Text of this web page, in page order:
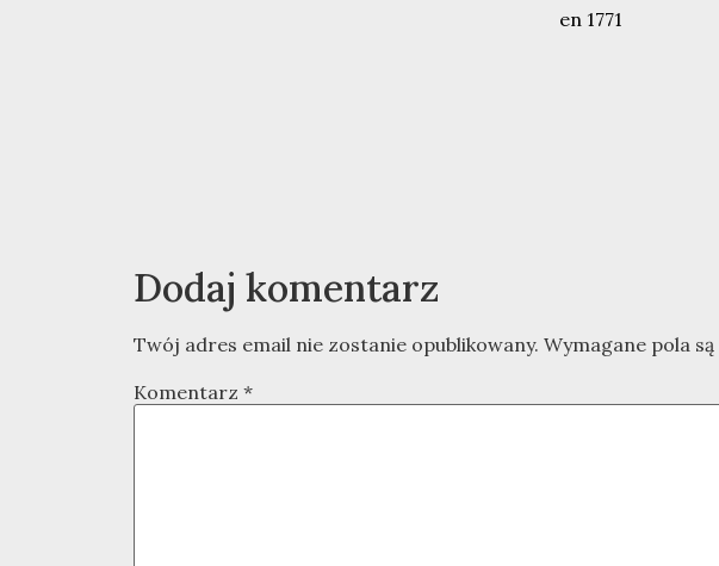
en 1771
Dodaj komentarz
Twój adres email nie zostanie opublikowany. Wymagane pola
Komentarz *